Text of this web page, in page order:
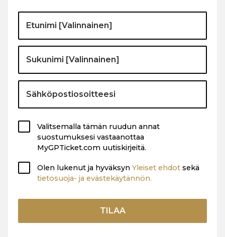
Valitsemalla tämän ruudun annat
suostumuksesi vastaanottaa
MyGPTicket.com uutiskirjeitä.
Olen lukenut ja hyväksyn Yleiset ehdotsekä
tietosuoja- ja evästekäytännön.
TILAA